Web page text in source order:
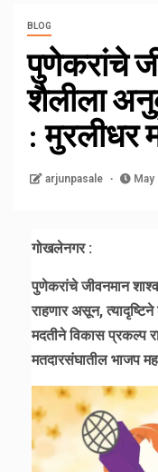
BLOG
पुणेकरांचे
शैलीला
: मुरलीधर
arjunpasale May
गोखलेनगर :
पुणेकरांचे जीवनमान
राहणार असून,
मदतीने विकास प्रकल्प
मतदारसंघातील भाजप